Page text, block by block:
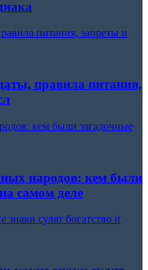
питания, запреты и
правила питания,
кем были загадочные
народов: кем были
самом деле
сулят богатство и